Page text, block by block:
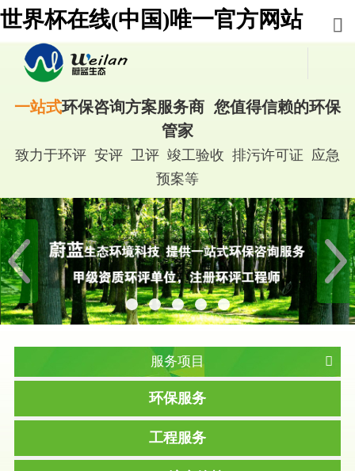
世界杯在线(中国)唯一官方网站
一站式环保咨询方案服务商 您值得信赖的环保
管家
致力于环评 安评 卫评 竣工验收 排污许可证 应急
预案等
服务项目
环保服务
工程服务